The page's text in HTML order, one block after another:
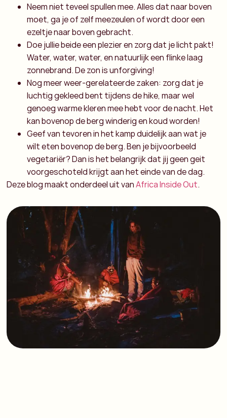
Neem niet teveel spullen mee. Alles dat naar boven
moet, ga je of zelf meezeulen of wordt door een
ezeltje naar boven gebracht.
Doe jullie beide een plezier en zorg dat je licht pakt!
Water, water, water, en natuurlijk een flinke laag
zonnebrand. De zon is unforgiving!
Nog meer weer-gerelateerde zaken: zorg dat je
luchtig gekleed bent tijdens de hike, maar wel
genoeg warme kleren mee hebt voor de nacht. Het
kan bovenop de berg winderig en koud worden!
Geef van tevoren in het kamp duidelijk aan wat je
wilt eten bovenop de berg. Ben je bijvoorbeeld
vegetariër? Dan is het belangrijk dat jij geen geit
voorgeschoteld krijgt aan het einde van de dag.
Deze blog maakt onderdeel uit vanAfrica Inside Out.